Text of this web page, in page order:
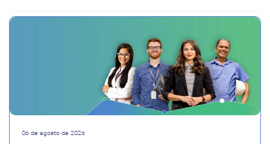
06 de agosto de 2026